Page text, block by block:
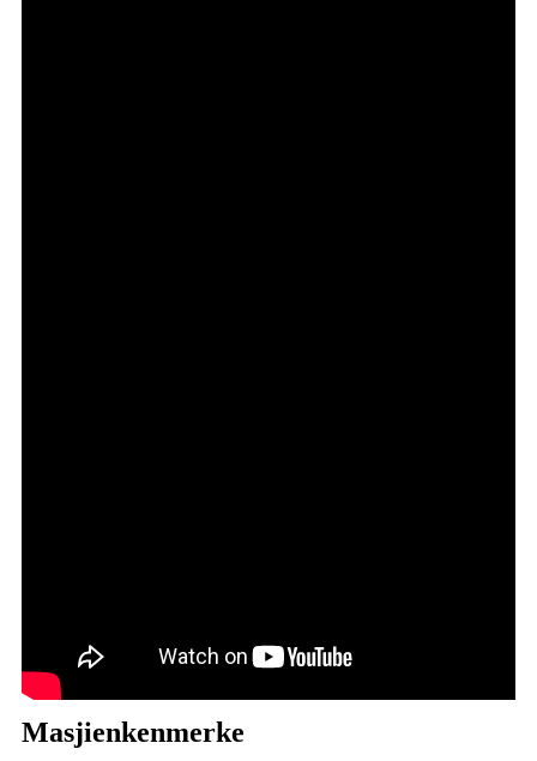
Masjienkenmerke